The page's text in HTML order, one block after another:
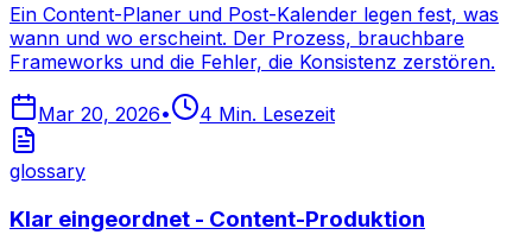
Ein Content-Planer und Post-Kalender legen fest, was
wann und wo erscheint. Der Prozess, brauchbare
Frameworks und die Fehler, die Konsistenz zerstören.
Mar 20, 2026• 4 Min. Lesezeit
glossary
Klar eingeordnet - Content-Produktion